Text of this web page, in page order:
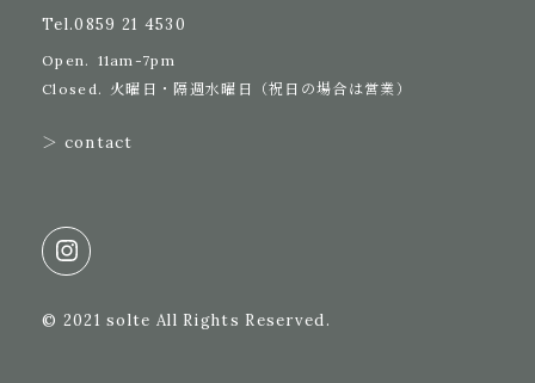
Tel.0859 21 4530
Open. 11am-7pm
Closed. 火曜日・隔週水曜日（祝日の場合は営業）
＞ contact
© 2021 solte All Rights Reserved.